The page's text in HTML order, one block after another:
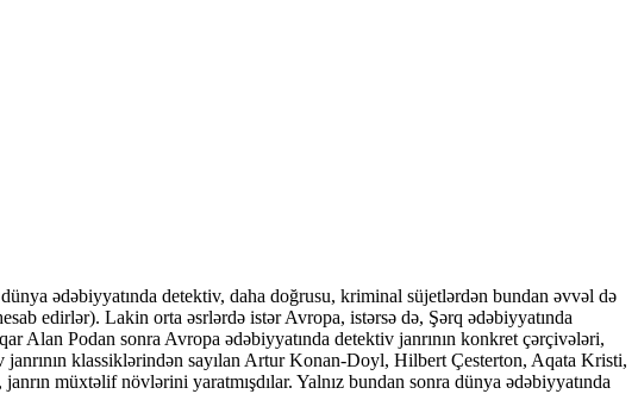
ədəbiyyatında detektiv, daha doğrusu, kriminal süjetlərdən bundan əvvəl də
edirlər). Lakin orta əsrlərdə istər Avropa, istərsə də, Şərq ədəbiyyatında
Alan Podan sonra Avropa ədəbiyyatında detektiv janrının konkret çərçivələri,
janrının klassiklərindən sayılan Artur Konan-Doyl, Hilbert Çesterton, Aqata Kristi,
müxtəlif növlərini yaratmışdılar. Yalnız bundan sonra dünya ədəbiyyatında